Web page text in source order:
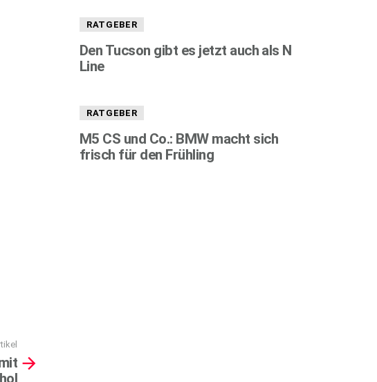
RATGEBER
Den Tucson gibt es jetzt auch als N
Line
RATGEBER
M5 CS und Co.: BMW macht sich
frisch für den Frühling